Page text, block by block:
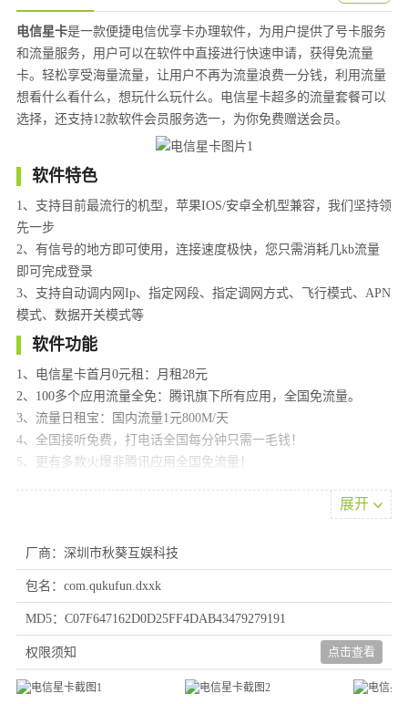
电信星卡是一款便捷电信优享卡办理软件，为用户提供了号卡服务
和流量服务，用户可以在软件中直接进行快速申请，获得免流量
卡。轻松享受海量流量，让用户不再为流量浪费一分钱，利用流量
想看什么看什么，想玩什么玩什么。电信星卡超多的流量套餐可以
选择，还支持12款软件会员服务选一，为你免费赠送会员。
软件特色
1、支持目前最流行的机型，苹果IOS/安卓全机型兼容，我们坚持领
先一步
2、有信号的地方即可使用，连接速度极快，您只需消耗几kb流量
即可完成登录
3、支持自动调内网Ip、指定网段、指定调网方式、飞行模式、APN
模式、数据开关模式等
软件功能
1、电信星卡首月0元租：月租28元
2、100多个应用流量全免：腾讯旗下所有应用，全国免流量。
3、流量日租宝：国内流量1元800M/天
4、全国接听免费，打电话全国每分钟只需一毛钱！
5、更有多款火爆非腾讯应用全国免流量！
7、上门配送，最快1个小时内送达，现场协助实名和激活，提供最
使用教程
1、只需要输入您注册的账号和密码，轻松登录即可
心查询流量，在线充值流量服务，随时了解使用情况
展开
厂商：深圳市秋葵互娱科技
包名：com.qukufun.dxxk
MD5：C07F647162D0D25FF4DAB43479279191
权限须知 点击查看